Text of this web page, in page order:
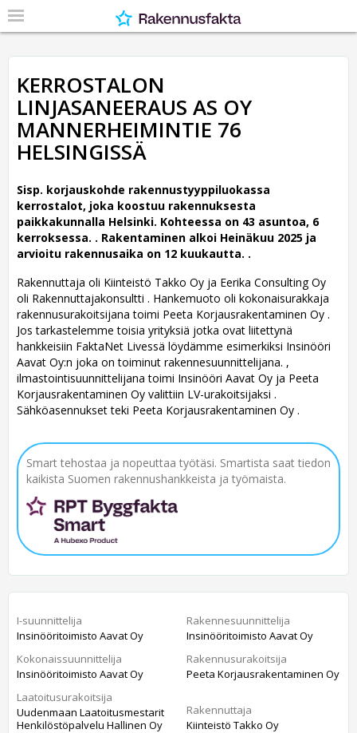
KERROSTALON
LINJASANEERAUS AS OY
MANNERHEIMINTIE 76
HELSINGISSÄ
Sisp. korjauskohde rakennustyyppiluokassa
kerrostalot, joka koostuu rakennuksesta
paikkakunnalla Helsinki. Kohteessa on 43 asuntoa, 6
kerroksessa. . Rakentaminen alkoi Heinäkuu 2025 ja
arvioitu rakennusaika on 12 kuukautta. .
Rakennuttaja oli Kiinteistö Takko Oy ja Eerika Consulting Oy
oli Rakennuttajakonsultti . Hankemuoto oli kokonaisurakkaja
rakennusurakoitsijana toimi Peeta Korjausrakentaminen Oy .
Jos tarkastelemme toisia yrityksiä jotka ovat liitettynä
hankkeisiin FaktaNet Livessä löydämme esimerkiksi Insinööri
Aavat Oy:n joka on toiminut rakennesuunnittelijana. ,
ilmastointisuunnittelijana toimi Insinööri Aavat Oy ja Peeta
Korjausrakentaminen Oy valittiin LV-urakoitsijaksi .
Sähköasennukset teki Peeta Korjausrakentaminen Oy .
Smart tehostaa ja nopeuttaa työtäsi. Smartista saat tiedon
kaikista Suomen rakennushankkeista ja työmaista.
I-suunnittelija
Insinööritoimisto Aavat Oy
Kokonaissuunnittelija
Insinööritoimisto Aavat Oy
Laatoitusurakoitsija
Uudenmaan Laatoitusmestarit
Henkilöstöpalvelu Hallinen Oy
Rakennesuunnittelija
Insinööritoimisto Aavat Oy
Rakennusurakoitsija
Peeta Korjausrakentaminen Oy
Rakennuttaja
Kiinteistö Takko Oy